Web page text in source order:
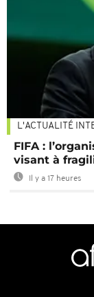
L'ACTUALITÉ
FIFA :
visant à
Il y a 17 heures